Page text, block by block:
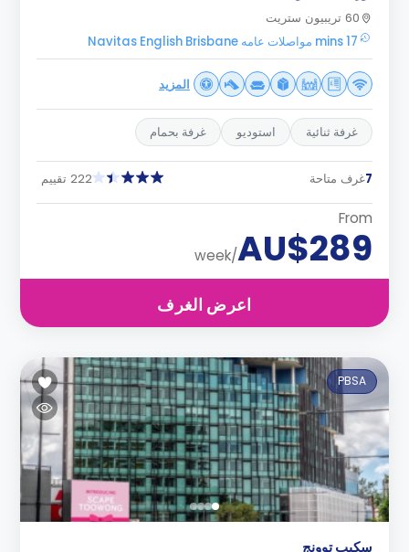
60 تريبيون ستريت
17 mins مواصلات عامه Navitas English Brisbane
المزيد
غرفة ثنائية استوديو غرفة بحمام
7غرف متاحة 222 تقييم
From
AU$289
/week
اعرض الغرف
PBSA
سكيب توونج